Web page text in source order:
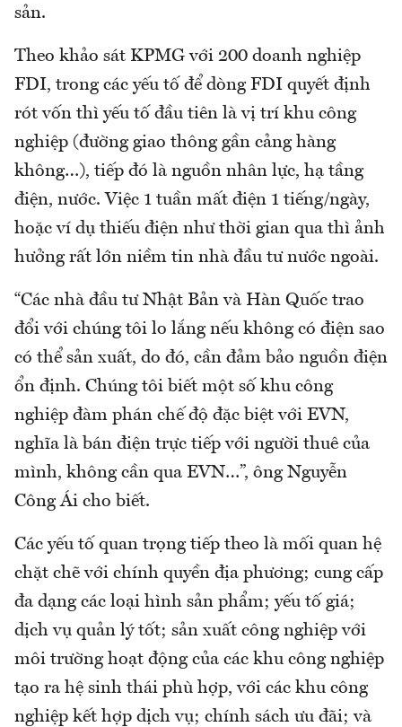
sản.
Theo khảo sát KPMG với 200 doanh nghiệp
FDI, trong các yếu tố để dòng FDI quyết định
rót vốn thì yếu tố đầu tiên là vị trí khu công
nghiệp (đường giao thông gần cảng hàng
không…), tiếp đó là nguồn nhân lực, hạ tầng
điện, nước. Việc 1 tuần mất điện 1 tiếng/ngày,
hoặc ví dụ thiếu điện như thời gian qua thì ảnh
hưởng rất lớn niềm tin nhà đầu tư nước ngoài.
“Các nhà đầu tư Nhật Bản và Hàn Quốc trao
đổi với chúng tôi lo lắng nếu không có điện sao
có thể sản xuất, do đó, cần đảm bảo nguồn điện
ổn định. Chúng tôi biết một số khu công
nghiệp đàm phán chế độ đặc biệt với EVN,
nghĩa là bán điện trực tiếp với người thuê của
mình, không cần qua EVN…”, ông Nguyễn
Công Ái cho biết.
Các yếu tố quan trọng tiếp theo là mối quan hệ
chặt chẽ với chính quyền địa phương; cung cấp
đa dạng các loại hình sản phẩm; yếu tố giá;
dịch vụ quản lý tốt; sản xuất công nghiệp với
môi trường hoạt động của các khu công nghiệp
tạo ra hệ sinh thái phù hợp, với các khu công
nghiệp kết hợp dịch vụ; chính sách ưu đãi; và